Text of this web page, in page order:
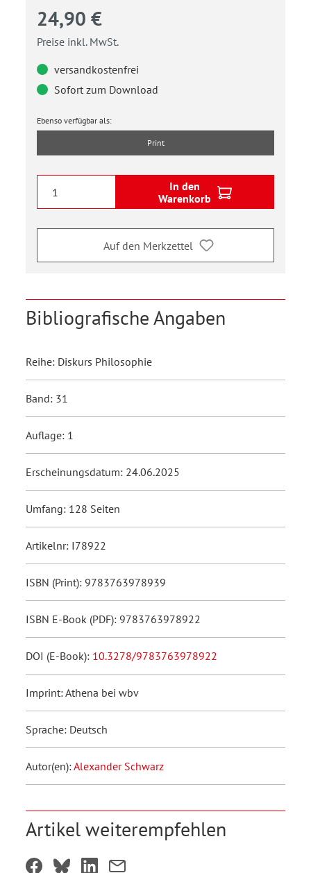
24,90 €
Preise inkl. MwSt.
versandkostenfrei
Sofort zum Download
Ebenso verfügbar als:
Print
In den
Warenkorb
Auf den Merkzettel
Bibliografische Angaben
Reihe: Diskurs Philosophie
Band: 31
Auflage: 1
Erscheinungsdatum: 24.06.2025
Umfang: 128 Seiten
Artikelnr: I78922
ISBN (Print): 9783763978939
ISBN E-Book (PDF): 9783763978922
DOI (E-Book): 10.3278/9783763978922
Imprint: Athena bei wbv
Sprache: Deutsch
Autor(en):Alexander Schwarz
Artikel weiterempfehlen